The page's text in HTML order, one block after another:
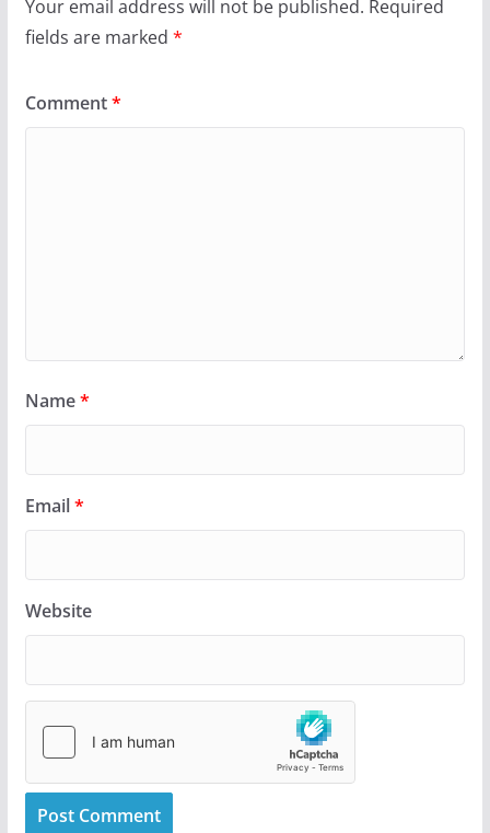
Your email address will not be published. Required
fields are marked *
Comment*
Name*
Email*
Website